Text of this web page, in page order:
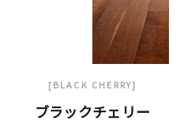
[BLACK CHERRY]
ブラックチェリー